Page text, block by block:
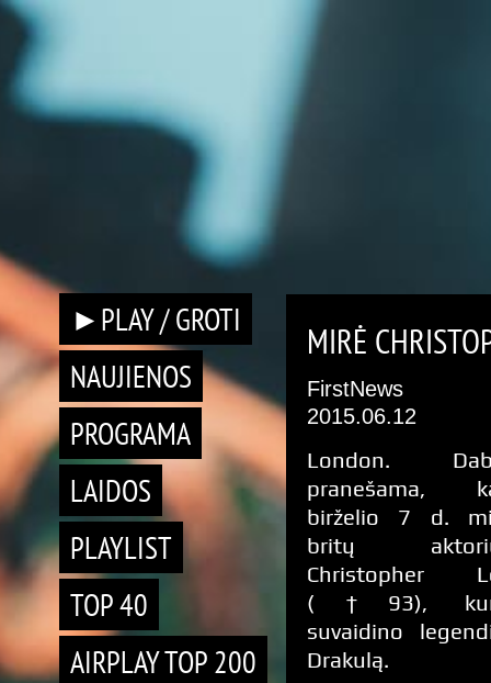
►PLAY / GROTI
NAUJIENOS
PROGRAMA
LAIDOS
PLAYLIST
TOP 40
AIRPLAY TOP 200
MIRĖ
FirstNews
2015.06.12
London.
pranešama,
birželio 7 d.
britų
Christopher
(†93),
suvaidino
Drakulą.